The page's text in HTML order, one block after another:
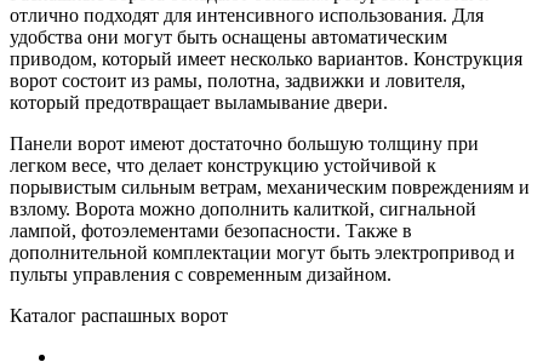
отлично подходят для интенсивного использования. Для
удобства они могут быть оснащены автоматическим
приводом, который имеет несколько вариантов. Конструкция
ворот состоит из рамы, полотна, задвижки и ловителя,
который предотвращает выламывание двери.
Панели ворот имеют достаточно большую толщину при
легком весе, что делает конструкцию устойчивой к
порывистым сильным ветрам, механическим повреждениям и
взлому. Ворота можно дополнить калиткой, сигнальной
лампой, фотоэлементами безопасности. Также в
дополнительной комплектации могут быть электропривод и
пульты управления с современным дизайном.
Каталог распашных ворот